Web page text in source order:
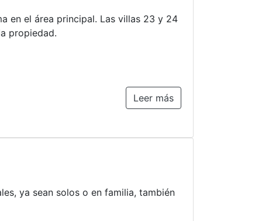
en el área principal. Las villas 23 y 24
propiedad.
Leer más
ya sean solos o en familia, también